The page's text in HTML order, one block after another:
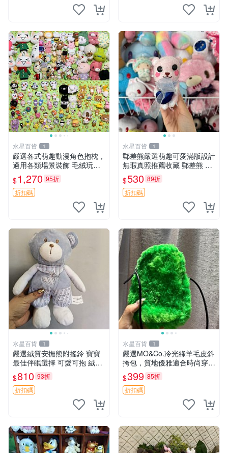
水星百貨 1
嚴選各式萌趣動漫角色抱枕，
適用各類場景裝飾 毛絨玩
具、卡通抱枕、趣味玩偶
$1,270 95折
折扣碼
水星百貨 1
郵差熊嚴選萌趣可愛滿版設計
無瑕真照推薦收藏 郵差熊 熊
抱枕 紅薯啵啵間
$530 89折
折扣碼
水星百貨 1
嚴選絨質安撫熊附搖鈴 寶寶
最佳伴眠選擇 可愛可抱 絨毛
玩具 安撫熊 嬰兒用
$810 93折
折扣碼
水星百貨 1
嚴選MO&Co.冷光綠羊毛皮斜
挎包，質地優雅適合時尚穿搭
冷光綠 皮包 斜挎包
$399 85折
折扣碼